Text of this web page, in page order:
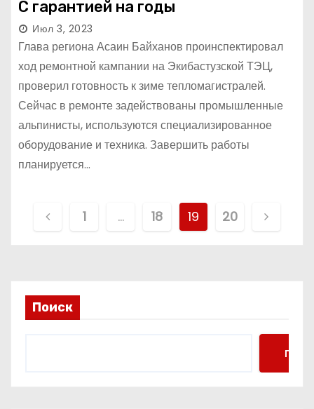
С гарантией на годы
Июл 3, 2023
Глава региона Асаин Байханов проинспектировал
ход ремонтной кампании на Экибастузской ТЭЦ,
проверил готовность к зиме тепломагистралей.
Сейчас в ремонте задействованы промышленные
альпинисты, используются специализированное
оборудование и техника. Завершить работы
планируется…
и
1 … 18 19 20
Поиск
Поиск